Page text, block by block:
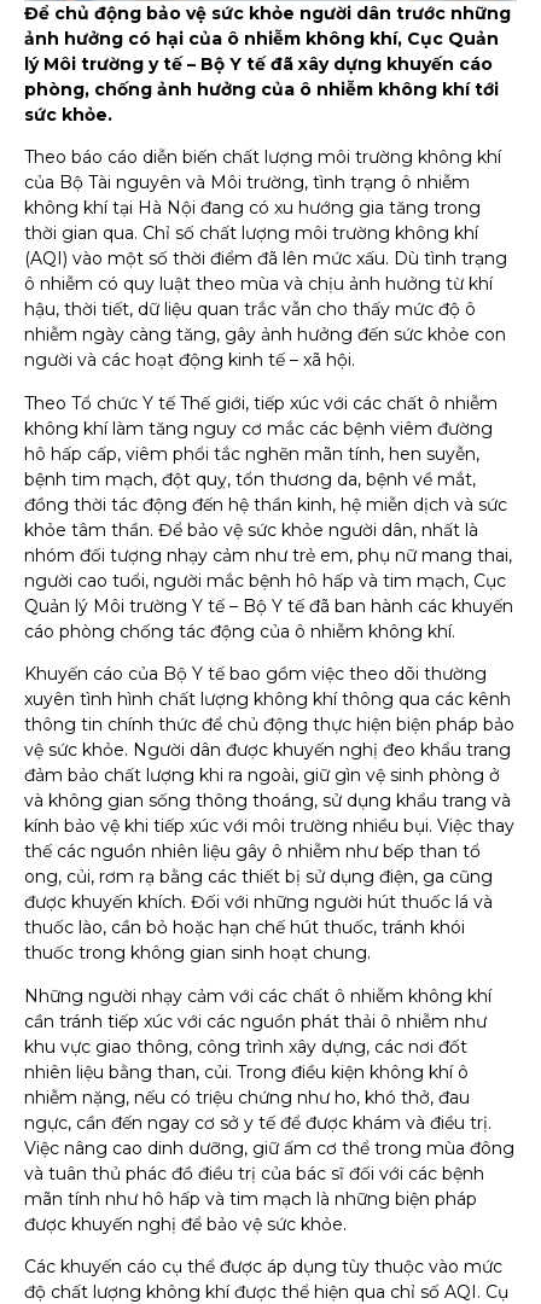
Để chủ động bảo vệ sức khỏe người dân trước những
ảnh hưởng có hại của ô nhiễm không khí, Cục Quản
lý Môi trường y tế – Bộ Y tế đã xây dựng khuyến cáo
phòng, chống ảnh hưởng của ô nhiễm không khí tới
sức khỏe.
Theo báo cáo diễn biến chất lượng môi trường không khí
của Bộ Tài nguyên và Môi trường, tình trạng ô nhiễm
không khí tại Hà Nội đang có xu hướng gia tăng trong
thời gian qua. Chỉ số chất lượng môi trường không khí
(AQI) vào một số thời điểm đã lên mức xấu. Dù tình trạng
ô nhiễm có quy luật theo mùa và chịu ảnh hưởng từ khí
hậu, thời tiết, dữ liệu quan trắc vẫn cho thấy mức độ ô
nhiễm ngày càng tăng, gây ảnh hưởng đến sức khỏe con
người và các hoạt động kinh tế – xã hội.
Theo Tổ chức Y tế Thế giới, tiếp xúc với các chất ô nhiễm
không khí làm tăng nguy cơ mắc các bệnh viêm đường
hô hấp cấp, viêm phổi tắc nghẽn mãn tính, hen suyễn,
bệnh tim mạch, đột quỵ, tổn thương da, bệnh về mắt,
đồng thời tác động đến hệ thần kinh, hệ miễn dịch và sức
khỏe tâm thần. Để bảo vệ sức khỏe người dân, nhất là
nhóm đối tượng nhạy cảm như trẻ em, phụ nữ mang thai,
người cao tuổi, người mắc bệnh hô hấp và tim mạch, Cục
Quản lý Môi trường Y tế – Bộ Y tế đã ban hành các khuyến
cáo phòng chống tác động của ô nhiễm không khí.
Khuyến cáo của Bộ Y tế bao gồm việc theo dõi thường
xuyên tình hình chất lượng không khí thông qua các kênh
thông tin chính thức để chủ động thực hiện biện pháp bảo
vệ sức khỏe. Người dân được khuyến nghị đeo khẩu trang
đảm bảo chất lượng khi ra ngoài, giữ gìn vệ sinh phòng ở
và không gian sống thông thoáng, sử dụng khẩu trang và
kính bảo vệ khi tiếp xúc với môi trường nhiều bụi. Việc thay
thế các nguồn nhiên liệu gây ô nhiễm như bếp than tổ
ong, củi, rơm rạ bằng các thiết bị sử dụng điện, ga cũng
được khuyến khích. Đối với những người hút thuốc lá và
thuốc lào, cần bỏ hoặc hạn chế hút thuốc, tránh khói
thuốc trong không gian sinh hoạt chung.
Những người nhạy cảm với các chất ô nhiễm không khí
cần tránh tiếp xúc với các nguồn phát thải ô nhiễm như
khu vực giao thông, công trình xây dựng, các nơi đốt
nhiên liệu bằng than, củi. Trong điều kiện không khí ô
nhiễm nặng, nếu có triệu chứng như ho, khó thở, đau
ngực, cần đến ngay cơ sở y tế để được khám và điều trị.
Việc nâng cao dinh dưỡng, giữ ấm cơ thể trong mùa đông
và tuân thủ phác đồ điều trị của bác sĩ đối với các bệnh
mãn tính như hô hấp và tim mạch là những biện pháp
được khuyến nghị để bảo vệ sức khỏe.
Các khuyến cáo cụ thể được áp dụng tùy thuộc vào mức
độ chất lượng không khí được thể hiện qua chỉ số AQI. Cụ